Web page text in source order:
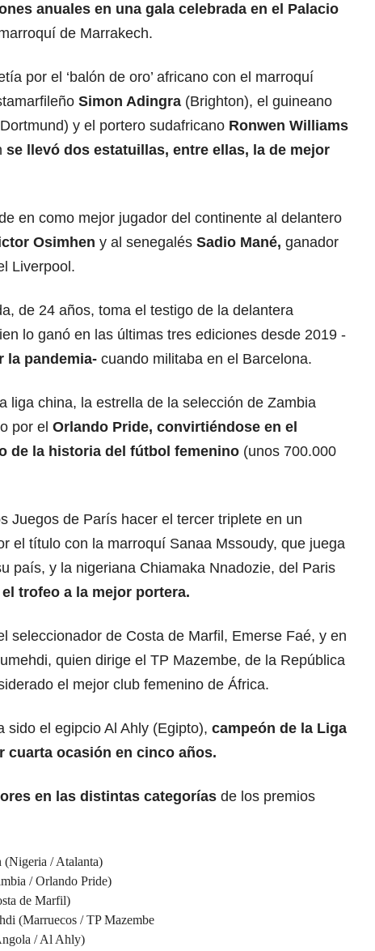
anuales en una gala celebrada en el Palacio
de Marrakech.
por el ‘balón de oro’ africano con el marroquí
Simon Adingra (Brighton), el guineano
y el portero sudafricano Ronwen Williams
se llevó dos estatuillas, entre ellas, la de mejor
en como mejor jugador del continente al delantero
Osimhen y al senegalés Sadio Mané, ganador
Liverpool.
de 24 años, toma el testigo de la delantera
lo ganó en las últimas tres ediciones desde 2019 -
la pandemia- cuando militaba en el Barcelona.
liga china, la estrella de la selección de Zambia
por el Orlando Pride, convirtiéndose en el
de la historia del fútbol femenino (unos 700.000
Juegos de París hacer el tercer triplete en un
el título con la marroquí Sanaa Mssoudy, que juega
país, y la nigeriana Chiamaka Nnadozie, del Paris
trofeo a la mejor portera.
seleccionador de Costa de Marfil, Emerse Faé, y en
quien dirige el TP Mazembe, de la República
el mejor club femenino de África.
sido el egipcio Al Ahly (Egipto), campeón de la Liga
cuarta ocasión en cinco años.
en las distintas categorías de los premios
(Nigeria / Atalanta)
/ Orlando Pride)
de Marfil)
(Marruecos / TP Mazembe
/ Al Ahly)